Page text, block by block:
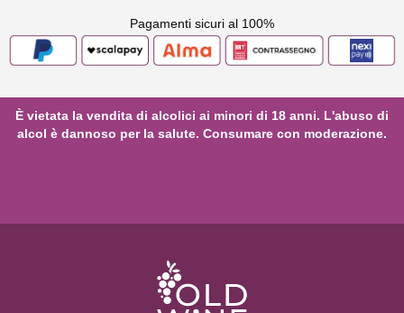
Pagamenti sicuri al 100%
È vietata la vendita di alcolici ai minori di 18 anni. L'abuso di
alcol è dannoso per la salute. Consumare con moderazione.